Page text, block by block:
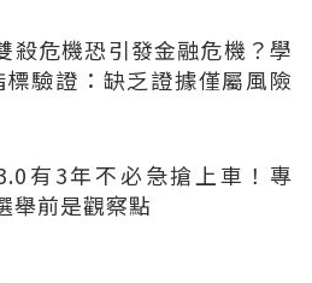
殺危機恐引發金融危機？學
驗證：缺乏證據僅屬風險
有3年不必急搶上車！專
舉前是觀察點